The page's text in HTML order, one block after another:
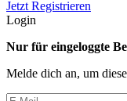
Jetzt Registrieren
Login
Nur für eingeloggte
Melde dich an, um